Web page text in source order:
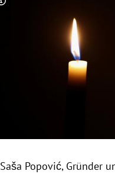
Copyright-Hinweis öffnen/
Saša Popović, Gründer